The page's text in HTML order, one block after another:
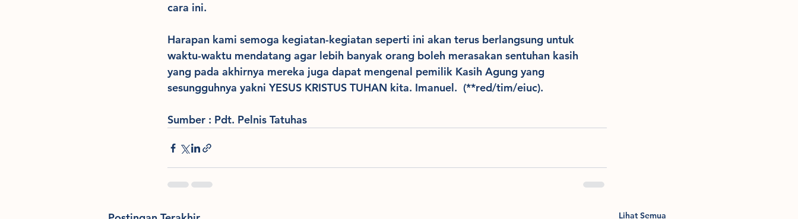
cara ini.
Harapan kami semoga kegiatan-kegiatan seperti ini akan terus berlangsung untuk
waktu-waktu mendatang agar lebih banyak orang boleh merasakan sentuhan kasih
yang pada akhirnya mereka juga dapat mengenal pemilik Kasih Agung yang
sesungguhnya yakni YESUS KRISTUS TUHAN kita. Imanuel.  (**red/tim/eiuc).
Sumber : Pdt. Pelnis Tatuhas
Lihat Semua